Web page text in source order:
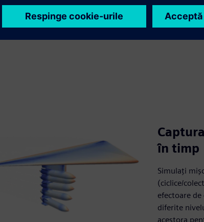
în timp
Simulați
(ciclice/
efectoare
diferite
acestora